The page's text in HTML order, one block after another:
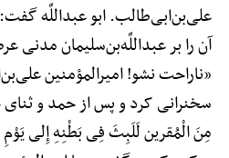
علی‌بن‌ابی‌طالب. ابو عبداللَّه
آن را بر عبداللَّه‌بن‌سلیمان مدنی
«ناراحت نشو! امیرالمؤمنین
سخنرانی کرد و پس از حمد و ثنای
مِنَ الْمُقرین لَلَبِثَ فِی بَطْنِهِ إِلی